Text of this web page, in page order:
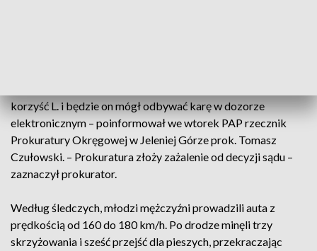
korzyść L. i będzie on mógł odbywać karę w dozorze
elektronicznym – poinformował we wtorek PAP rzecznik
Prokuratury Okręgowej w Jeleniej Górze prok. Tomasz
Czułowski. – Prokuratura złoży zażalenie od decyzji sądu –
zaznaczył prokurator.
Według śledczych, młodzi mężczyźni prowadzili auta z
prędkością od 160 do 180 km/h. Po drodze minęli trzy
skrzyżowania i sześć przejść dla pieszych, przekraczając